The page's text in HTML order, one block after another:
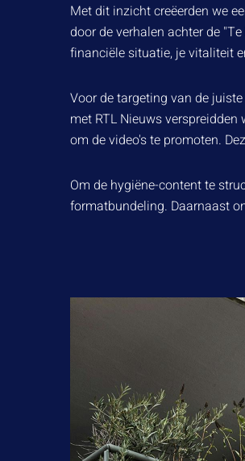
Met dit inzicht creëerden we
door de verhalen achter de
financiële situatie, je vitaliteit
Voor de targeting van de
met RTL Nieuws
om de video's te promoten.
Om de hygiëne-content te
formatbundeling. Daarnaast